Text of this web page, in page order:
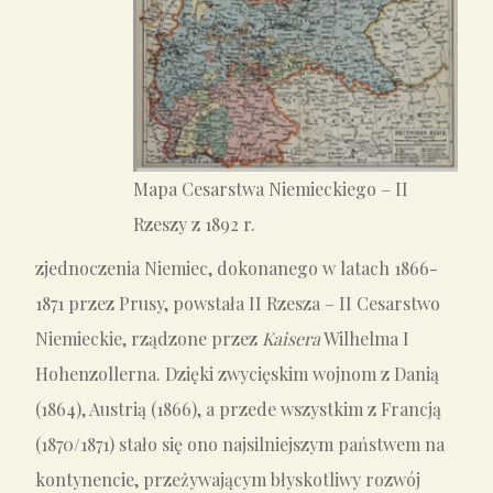
Mapa Cesarstwa Niemieckiego – II
Rzeszy z 1892 r.
zjednoczenia Niemiec, dokonanego w latach 1866-
1871 przez Prusy, powstała II Rzesza – II Cesarstwo
Niemieckie, rządzone przez KaiseraWilhelma I
Hohenzollerna. Dzięki zwycięskim wojnom z Danią
(1864), Austrią (1866), a przede wszystkim z Francją
(1870/1871) stało się ono najsilniejszym państwem na
kontynencie, przeżywającym błyskotliwy rozwój